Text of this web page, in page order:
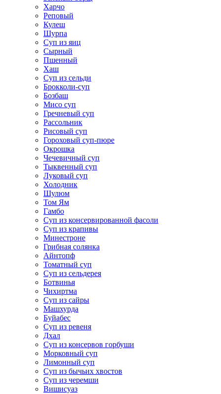
Харчо
Реповый
Кулеш
Шурпа
Суп из яиц
Сырный
Пшенный
Хаш
Суп из сельди
Брокколи-суп
Бозбаш
Мисо суп
Гречневый суп
Рассольник
Рисовый суп
Гороховый суп-пюре
Окрошка
Чечевичный суп
Тыквенный суп
Луковый суп
Холодник
Шулюм
Том Ям
Гамбо
Суп из консервированной фасоли
Суп из крапивы
Минестроне
Грибная солянка
Айнтопф
Томатный суп
Суп из сельдерея
Ботвинья
Чихиртма
Суп из сайры
Машхурда
Буйабес
Суп из ревеня
Дхал
Суп из консервов горбуши
Морковный суп
Лимонный суп
Суп из бычьих хвостов
Суп из черемши
Вишисуаз